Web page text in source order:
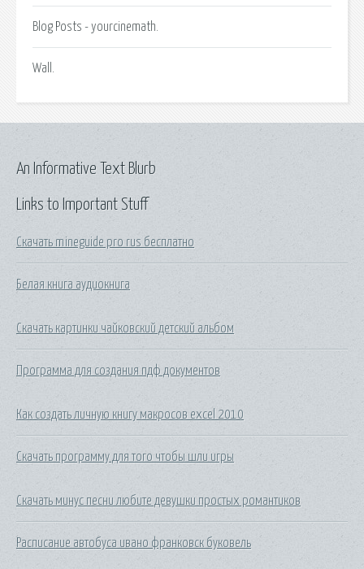
Blog Posts - yourcinemath.
Wall.
Links to Important Stuff
Скачать mineguide pro rus бесплатно
Белая книга аудиокнига
Скачать картинки чайковский детский альбом
Программа для создания пдф документов
Как создать личную книгу макросов excel 2010
Скачать программу для того чтобы шли игры
Скачать минус песни любите девушки простых романтиков
Расписание автобуса ивано франковск буковель
An Informative Text Blurb